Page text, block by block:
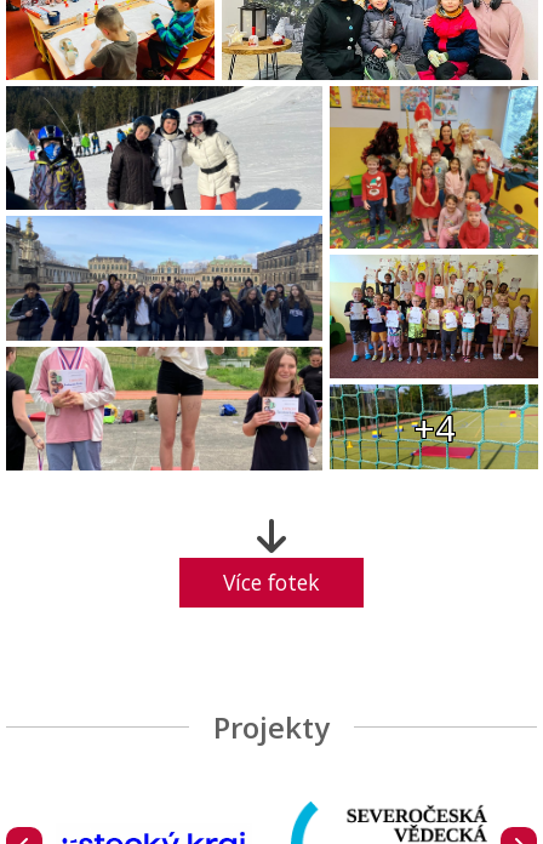
+4
Více fotek
Projekty